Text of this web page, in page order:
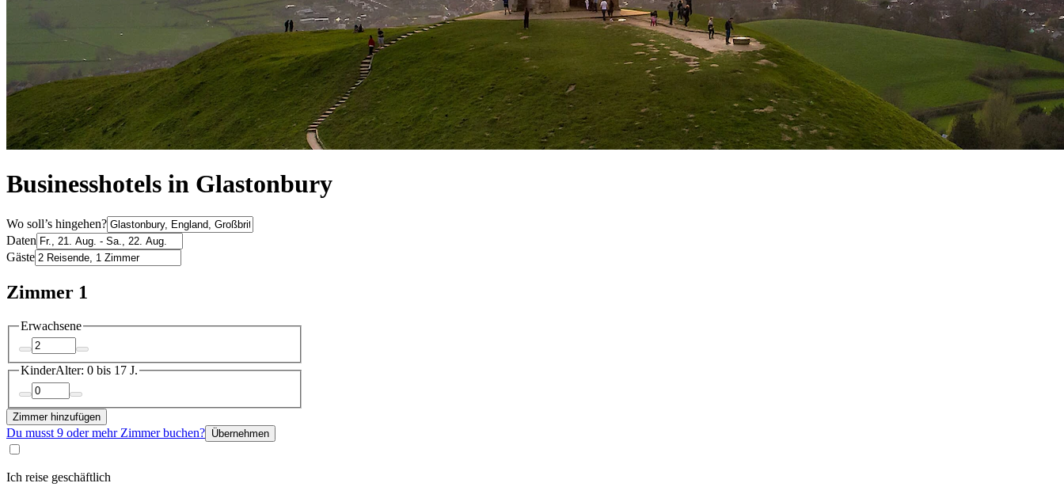
Businesshotels in Glastonbury
Wo soll’s hingehen?
Daten
Gäste
Zimmer 1
Erwachsene
KinderAlter: 0 bis 17 J.
Zimmer hinzufügen
Du musst 9 oder mehr Zimmer buchen? Übernehmen
Ich reise geschäftlich